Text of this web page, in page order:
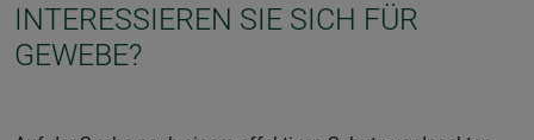
INTERESSIEREN SIE SICH FÜR
GEWEBE?